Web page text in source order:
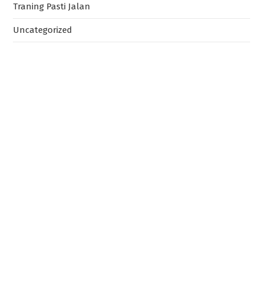
Traning Pasti Jalan
Uncategorized